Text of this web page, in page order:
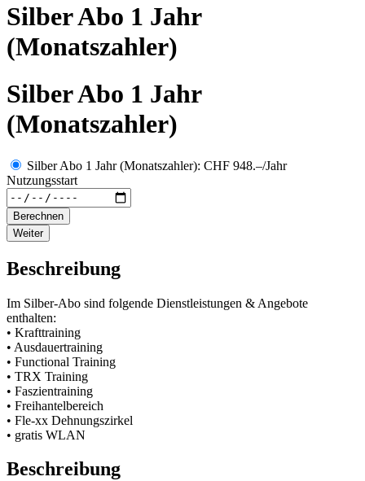
Silber Abo 1 Jahr
(Monatszahler)
Silber Abo 1 Jahr
(Monatszahler)
Silber Abo 1 Jahr (Monatszahler): CHF 948.–/Jahr
Nutzungsstart
Berechnen
Weiter
Beschreibung
Im Silber-Abo sind folgende Dienstleistungen & Angebote
enthalten:
• Krafttraining
• Ausdauertraining
• Functional Training
• TRX Training
• Faszientraining
• Freihantelbereich
• Fle-xx Dehnungszirkel
• gratis WLAN
Beschreibung